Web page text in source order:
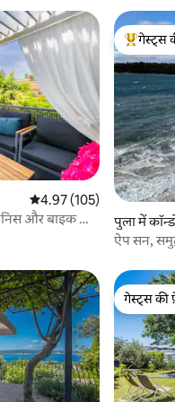
औसत रेटिंग 5 में से 4.97, 105
4.97 (105)
और बाइक और
गेस्ट्स का
गेस्ट्स
पुला में
ऐप सन,
गेस्ट्स की
गेस्ट्स की